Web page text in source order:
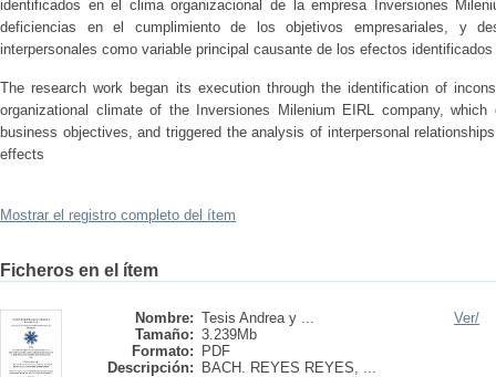
identificados en el clima organizacional de la empresa Inversiones
deficiencias en el cumplimiento de los objetivos empresariales, y
interpersonales como variable principal causante de los efectos identificados
The research work began its execution through the identification of
organizational climate of the Inversiones Milenium EIRL company,
business objectives, and triggered the analysis of interpersonal
effects
Mostrar el registro completo del ítem
Ficheros en el ítem
Nombre: Tesis Andrea y ...
Tamaño: 3.239Mb
Formato:
PDF
Descripción:
BACH. REYES REYES, ...
Ver/